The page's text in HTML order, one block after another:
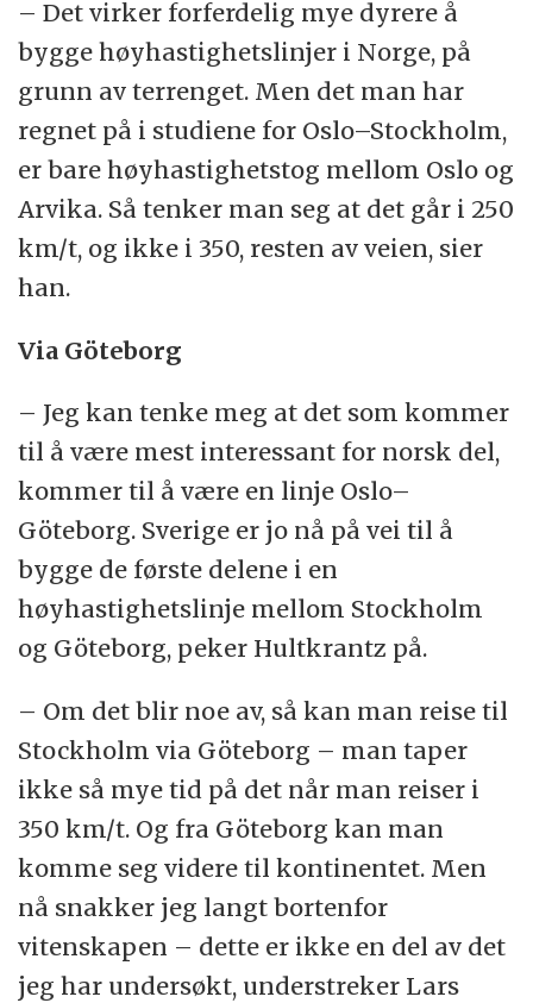
– Det virker forferdelig mye dyrere å
bygge høyhastighetslinjer i Norge, på
grunn av terrenget. Men det man har
regnet på i studiene for Oslo–Stockholm,
er bare høyhastighetstog mellom Oslo og
Arvika. Så tenker man seg at det går i 250
km/t, og ikke i 350, resten av veien, sier
han.
Via Göteborg
– Jeg kan tenke meg at det som kommer
til å være mest interessant for norsk del,
kommer til å være en linje Oslo–
Göteborg. Sverige er jo nå på vei til å
bygge de første delene i en
høyhastighetslinje mellom Stockholm
og Göteborg, peker Hultkrantz på.
– Om det blir noe av, så kan man reise til
Stockholm via Göteborg – man taper
ikke så mye tid på det når man reiser i
350 km/t. Og fra Göteborg kan man
komme seg videre til kontinentet. Men
nå snakker jeg langt bortenfor
vitenskapen – dette er ikke en del av det
jeg har undersøkt, understreker Lars